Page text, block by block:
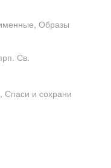
Образы
Св.
Спаси и сохрани